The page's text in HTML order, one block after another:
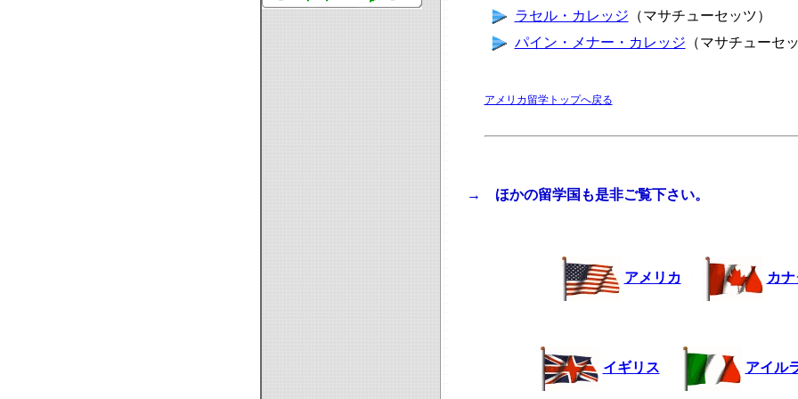
ラセル・カレッジ （マサチューセッツ）
パイン・メナー・カレッジ （マサチューセッ
アメリカ留学トップへ戻る
→ ほかの留学国も是非ご覧下さい。
アメリカ カ
イギリス アイル